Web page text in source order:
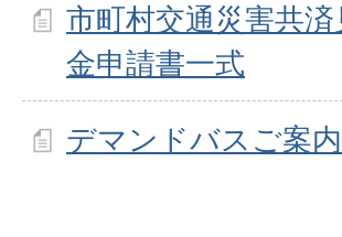
市町村交通災害共済
金申請書一式
デマンドバスご案内